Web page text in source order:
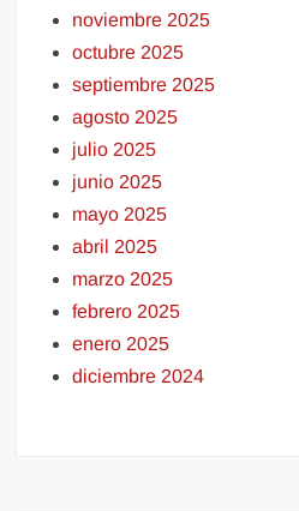
noviembre 2025
octubre 2025
septiembre 2025
agosto 2025
julio 2025
junio 2025
mayo 2025
abril 2025
marzo 2025
febrero 2025
enero 2025
diciembre 2024